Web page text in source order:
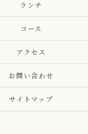
ランチ
コース
アクセス
お問い合わせ
サイトマップ